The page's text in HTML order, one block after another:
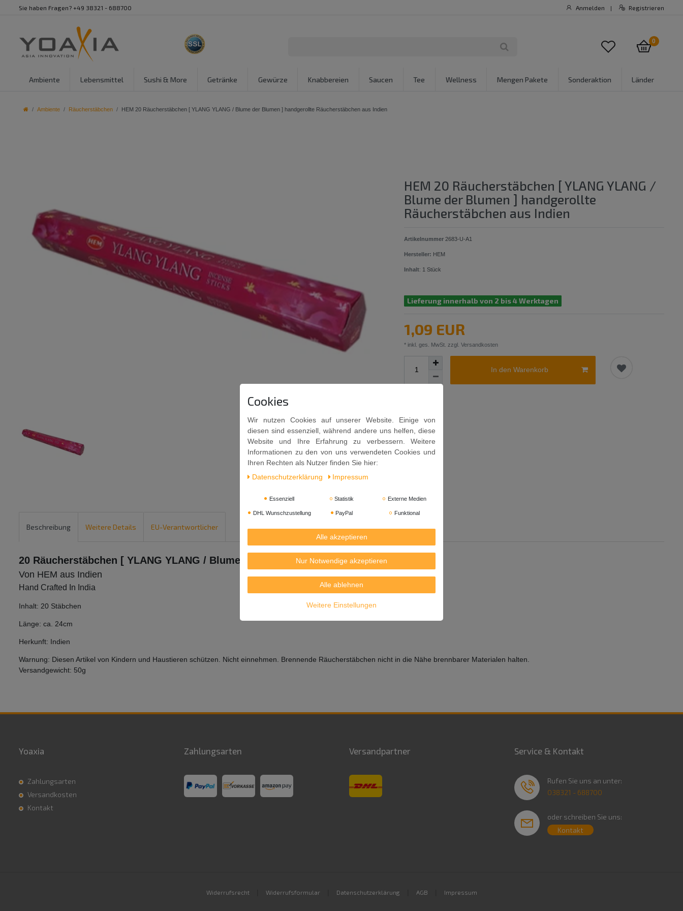
Sie haben Fragen? +49 38321 - 688700 Anmelden | Registrieren
0
Ambiente Lebensmittel Sushi & More Getränke Gewürze Knabbereien Saucen Tee Wellness Mengen Pakete Sonderaktion Länder
Ambiente Räucherstäbchen HEM 20 Räucherstäbchen [ YLANG YLANG / Blume der Blumen ] handgerollte Räucherstäbchen aus Indien
HEM 20 Räucherstäbchen [ YLANG YLANG /
Blume der Blumen ] handgerollte
Räucherstäbchen aus Indien
Artikelnummer 2683-U-A1
Hersteller: HEM
Inhalt: 1 Stück
Lieferung innerhalb von 2 bis 4 Werktagen
1,09 EUR
* inkl. ges. MwSt. zzgl. Versandkosten
In den Warenkorb
Beschreibung Weitere Details EU-Verantwortlicher
20 Räucherstäbchen [ YLANG YLANG / Blume der Blumen ]
Von HEM aus Indien
Hand Crafted In India
Inhalt: 20 Stäbchen
Länge: ca. 24cm
Herkunft: Indien
Warnung: Diesen Artikel von Kindern und Haustieren schützen. Nicht einnehmen. Brennende Räucherstäbchen nicht in die Nähe brennbarer Materialen halten.
Versandgewicht: 50g
Yoaxia
Zahlungsarten
Versandkosten
Kontakt
Zahlungsarten Versandpartner Service & Kontakt
Rufen Sie uns an unter:
038321 - 688700
oder schreiben Sie uns:
Kontakt
Widerrufsrecht Widerrufsformular Datenschutzerklärung AGB Impressum
Cookies
Wir nutzen Cookies auf unserer Website. Einige von
diesen sind essenziell, während andere uns helfen, diese
Website und Ihre Erfahrung zu verbessern. Weitere
Informationen zu den von uns verwendeten Cookies und
Ihren Rechten als Nutzer finden Sie hier:
Daten­schutz­erklärung
Impressum
Essenziell Statistik Externe Medien
DHL Wunschzustellung PayPal Funktional
Alle akzeptieren
Nur Notwendige akzeptieren
Alle ablehnen
Weitere Einstellungen